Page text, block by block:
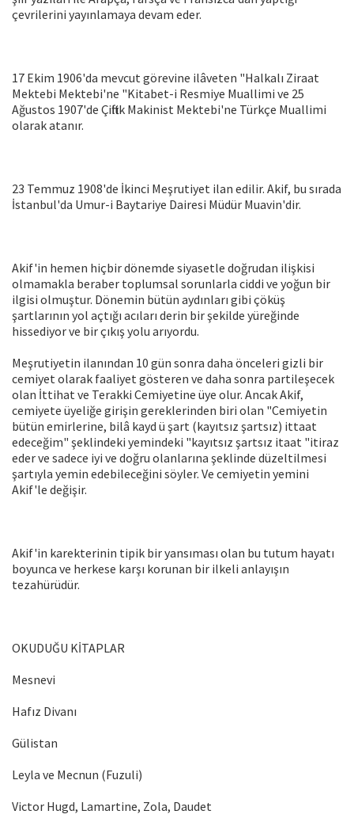
çevrilerini yayınlamaya devam eder.
17 Ekim 1906'da mevcut görevine ilâveten "Halkalı Ziraat
Mektebi Mektebi'ne "Kitabet-i Resmiye Muallimi ve 25
Ağustos 1907'de Çiftlik Makinist Mektebi'ne Türkçe Muallimi
olarak atanır.
23 Temmuz 1908'de İkinci Meşrutiyet ilan edilir. Akif, bu sırada
İstanbul'da Umur-i Baytariye Dairesi Müdür Muavin'dir.
Akif'in hemen hiçbir dönemde siyasetle doğrudan ilişkisi
olmamakla beraber toplumsal sorunlarla ciddi ve yoğun bir
ilgisi olmuştur. Dönemin bütün aydınları gibi çöküş
şartlarının yol açtığı acıları derin bir şekilde yüreğinde
hissediyor ve bir çıkış yolu arıyordu.
Meşrutiyetin ilanından 10 gün sonra daha önceleri gizli bir
cemiyet olarak faaliyet gösteren ve daha sonra partileşecek
olan İttihat ve Terakki Cemiyetine üye olur. Ancak Akif,
cemiyete üyeliğe girişin gereklerinden biri olan "Cemiyetin
bütün emirlerine, bilâ kayd ü şart (kayıtsız şartsız) ittaat
edeceğim" şeklindeki yemindeki "kayıtsız şartsız itaat "itiraz
eder ve sadece iyi ve doğru olanlarına şeklinde düzeltilmesi
şartıyla yemin edebileceğini söyler. Ve cemiyetin yemini
Akif'le değişir.
Akif'in karekterinin tipik bir yansıması olan bu tutum hayatı
boyunca ve herkese karşı korunan bir ilkeli anlayışın
tezahürüdür.
OKUDUĞU KİTAPLAR
Mesnevi
Hafız Divanı
Gülistan
Leyla ve Mecnun (Fuzuli)
Victor Hugd, Lamartine, Zola, Daudet